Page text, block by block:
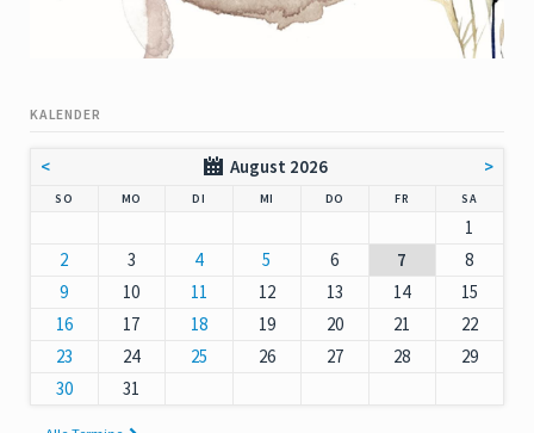
KALENDER
< August 2026 >
SO MO DI MI DO NNERSTAG
FR SAMSTAG
1
2
3 4 5 6 7
8
9
10 11 12 13 14
15
16
17 18 19 20 21
22
23
24 25 26 27 28
29
30
31